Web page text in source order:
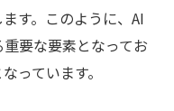
率化
デルの革新
す。このように、AI
要な要素となってお
っています。